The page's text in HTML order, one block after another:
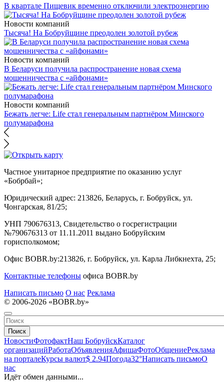
В квартале Пищевик временно отключили электроэнергию
Новости компаний
Тысяча! На Бобруйщине преодолен золотой рубеж
Новости компаний
В Беларуси получила распространение новая схема
мошенничества с «айфонами»
Новости компаний
Бежать легче: Life стал генеральным партнёром Минского
полумарафона
Частное унитарное предприятие по оказанию услуг
«Бобрбай»;
Юридический адрес: 213826, Беларусь, г. Бобруйск, ул.
Чонгарская, 81/25;
УНП 790676313, Свидетельство о госрегистрации
№790676313 от 11.11.2011 выдано Бобруйским
горисполкомом;
Офис BOBR.by:213826, г. Бобруйск, ул. Карла Либкнехта, 25;
Контактные телефоны офиса BOBR.by
Написать письмо О нас Реклама
© 2006-2026 «BOBR.by»
Поиск
НовостиФотофактНаш БобруйскКаталог
организацийРаботаОбъявленияАфишаФотоОбщениеРеклама
на порталеКурсы валют$ 2.94Погода32°Написать письмоО
нас
Идёт обмен данными...